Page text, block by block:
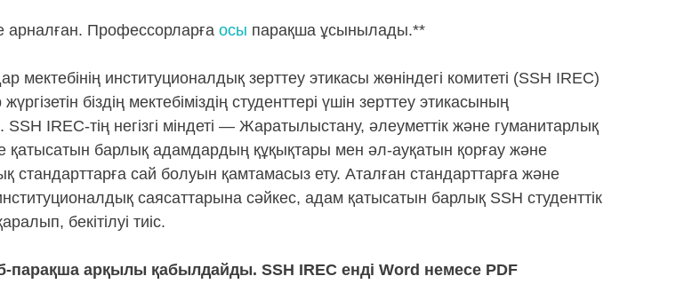
арналған. Профессорларға осы парақша ұсынылады.**
институционалдық зерттеу этикасы жөніндегі комитеті (SSH IREC)
біздің мектебіміздің студенттері үшін зерттеу этикасының
IREC-тің негізгі міндеті — Жаратылыстану, әлеуметтік және гуманитарлық
қатысатын барлық адамдардың құқықтары мен әл-ауқатын қорғау және
стандарттарға сай болуын қамтамасыз ету. Аталған стандарттарға және
саясаттарына сәйкес, адам қатысатын барлық SSH студенттік
бекітілуі тиіс.
парақша арқылы қабылдайды. SSH IREC енді Word немесе PDF